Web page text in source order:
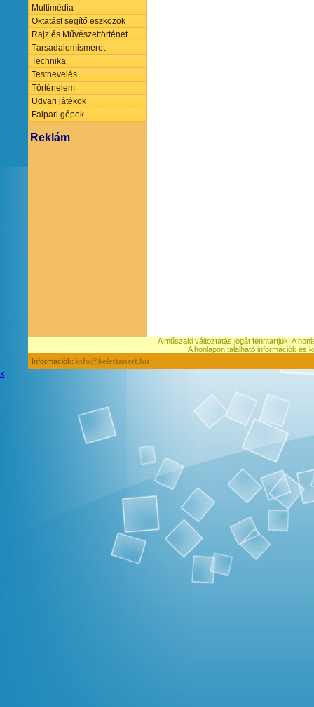
Multimédia
Oktatást segítő eszközök
Rajz és Művészettörténet
Társadalomismeret
Technika
Testnevelés
Történelem
Udvari játékok
Faipari gépek
Reklám
A műszaki változtatás jogát fenntartjuk! A
A honlapon található információk és
Információk: info@kelettanert.hu
x